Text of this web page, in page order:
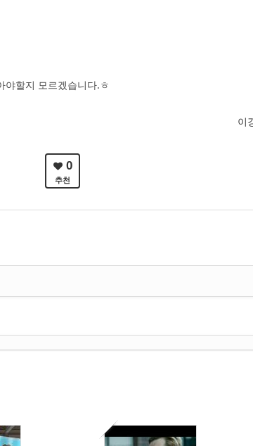
야할지 모르겠습니다.ㅎ
이
0
추천